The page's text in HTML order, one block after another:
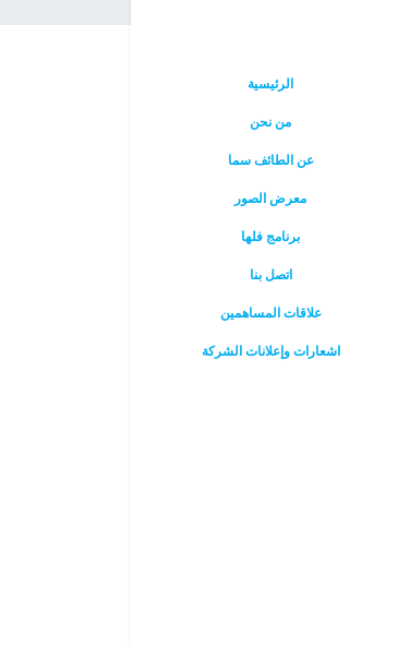
الرئيسية
من نحن
عن الطائف سما
معرض الصور
برنامج فلها
اتصل بنا
علاقات المساهمين
اشعارات وإعلانات الشركة